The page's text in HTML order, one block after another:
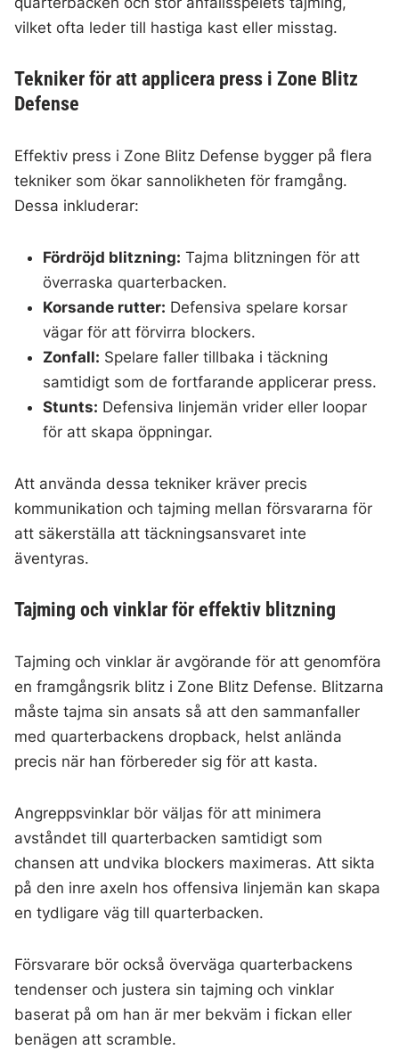
vilket ofta leder till hastiga kast eller misstag.
Tekniker för att applicera press i Zone Blitz
Defense
Effektiv press i Zone Blitz Defense bygger på flera
tekniker som ökar sannolikheten för framgång.
Dessa inkluderar:
Fördröjd blitzning: Tajma blitzningen för att
överraska quarterbacken.
Korsande rutter: Defensiva spelare korsar
vägar för att förvirra blockers.
Zonfall: Spelare faller tillbaka i täckning
samtidigt som de fortfarande applicerar press.
Stunts: Defensiva linjemän vrider eller loopar
för att skapa öppningar.
Att använda dessa tekniker kräver precis
kommunikation och tajming mellan försvararna för
att säkerställa att täckningsansvaret inte
äventyras.
Tajming och vinklar för effektiv blitzning
Tajming och vinklar är avgörande för att genomföra
en framgångsrik blitz i Zone Blitz Defense. Blitzarna
måste tajma sin ansats så att den sammanfaller
med quarterbackens dropback, helst anlända
precis när han förbereder sig för att kasta.
Angreppsvinklar bör väljas för att minimera
avståndet till quarterbacken samtidigt som
chansen att undvika blockers maximeras. Att sikta
på den inre axeln hos offensiva linjemän kan skapa
en tydligare väg till quarterbacken.
Försvarare bör också överväga quarterbackens
tendenser och justera sin tajming och vinklar
baserat på om han är mer bekväm i fickan eller
benägen att scramble.